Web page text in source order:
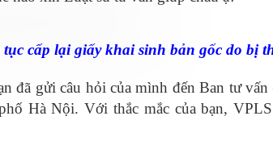
giấy khai sinh bản gốc do bị
đã gửi câu hỏi của mình đến Ban tư
Hà Nội. Với thắc mắc của bạn,